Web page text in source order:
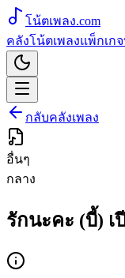
โน้ตเพลง.com
คลังโน้ตเพลงแพ็กเกจ
กลับคลังเพลง
อื่นๆ
กลาง
รักนะคะ (บี้) เ